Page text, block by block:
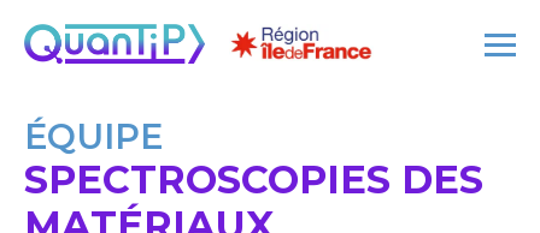
ÉQUIPE
SPECTROSCOPIES DES